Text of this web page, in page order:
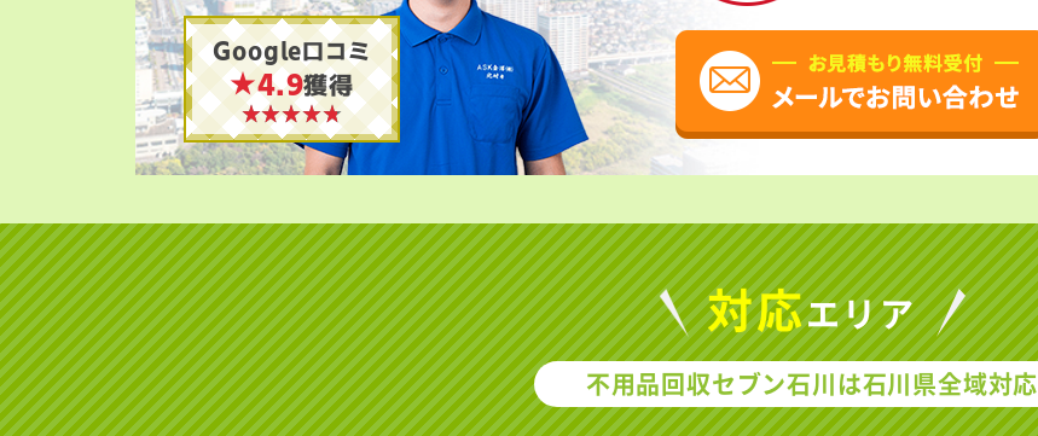
Google口コミ
★4.9獲得
対応エリア
不用品回収セブン石川は石川県全域対応